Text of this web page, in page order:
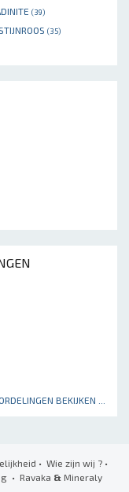
(39)
(35)
BEKIJKEN ...
• Wie zijn wij ? •
• Ravaka & Mineraly